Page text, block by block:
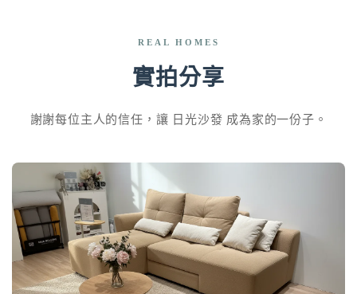
REAL HOMES
實拍分享
謝謝每位主人的信任，讓 日光沙發 成為家的一份子。